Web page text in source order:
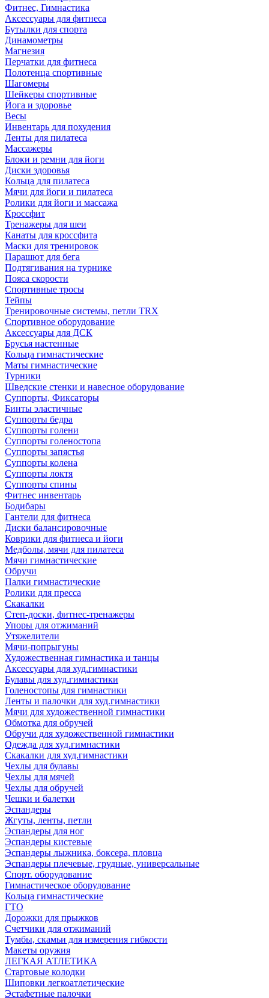
Фитнес, Гимнастика
Аксессуары для фитнеса
Бутылки для спорта
Динамометры
Магнезия
Перчатки для фитнеса
Полотенца спортивные
Шагомеры
Шейкеры спортивные
Йога и здоровье
Весы
Инвентарь для похудения
Ленты для пилатеса
Массажеры
Блоки и ремни для йоги
Диски здоровья
Кольца для пилатеса
Мячи для йоги и пилатеса
Ролики для йоги и массажа
Кроссфит
Тренажеры для шеи
Канаты для кроссфита
Маски для тренировок
Парашют для бега
Подтягивания на турнике
Пояса скорости
Спортивные тросы
Тейпы
Тренировочные системы, петли TRX
Спортивное оборудование
Аксессуары для ДСК
Брусья настенные
Кольца гимнастические
Маты гимнастические
Турники
Шведские стенки и навесное оборудование
Суппорты, Фиксаторы
Бинты эластичные
Суппорты бедра
Суппорты голени
Суппорты голеностопа
Суппорты запястья
Суппорты колена
Суппорты локтя
Суппорты спины
Фитнес инвентарь
Бодибары
Гантели для фитнеса
Диски балансировочные
Коврики для фитнеса и йоги
Медболы, мячи для пилатеса
Мячи гимнастические
Обручи
Палки гимнастические
Ролики для пресса
Скакалки
Степ-доски, фитнес-тренажеры
Упоры для отжиманий
Утяжелители
Мячи-попрыгуны
Художественная гимнастика и танцы
Аксессуары для худ.гимнастики
Булавы для худ.гимнастики
Голеностопы для гимнастики
Ленты и палочки для худ.гимнастики
Мячи для художественной гимнастики
Обмотка для обручей
Обручи для художественной гимнастики
Одежда для худ.гимнастики
Скакалки для худ.гимнастики
Чехлы для булавы
Чехлы для мячей
Чехлы для обручей
Чешки и балетки
Эспандеры
Жгуты, ленты, петли
Эспандеры для ног
Эспандеры кистевые
Эспандеры лыжника, боксера, пловца
Эспандеры плечевые, грудные, универсальные
Спорт. оборудование
Гимнастическое оборудование
Кольца гимнастические
ГТО
Дорожки для прыжков
Счетчики для отжиманий
Тумбы, скамьи для измерения гибкости
Макеты оружия
ЛЕГКАЯ АТЛЕТИКА
Стартовые колодки
Шиповки легкоатлетические
Эстафетные палочки